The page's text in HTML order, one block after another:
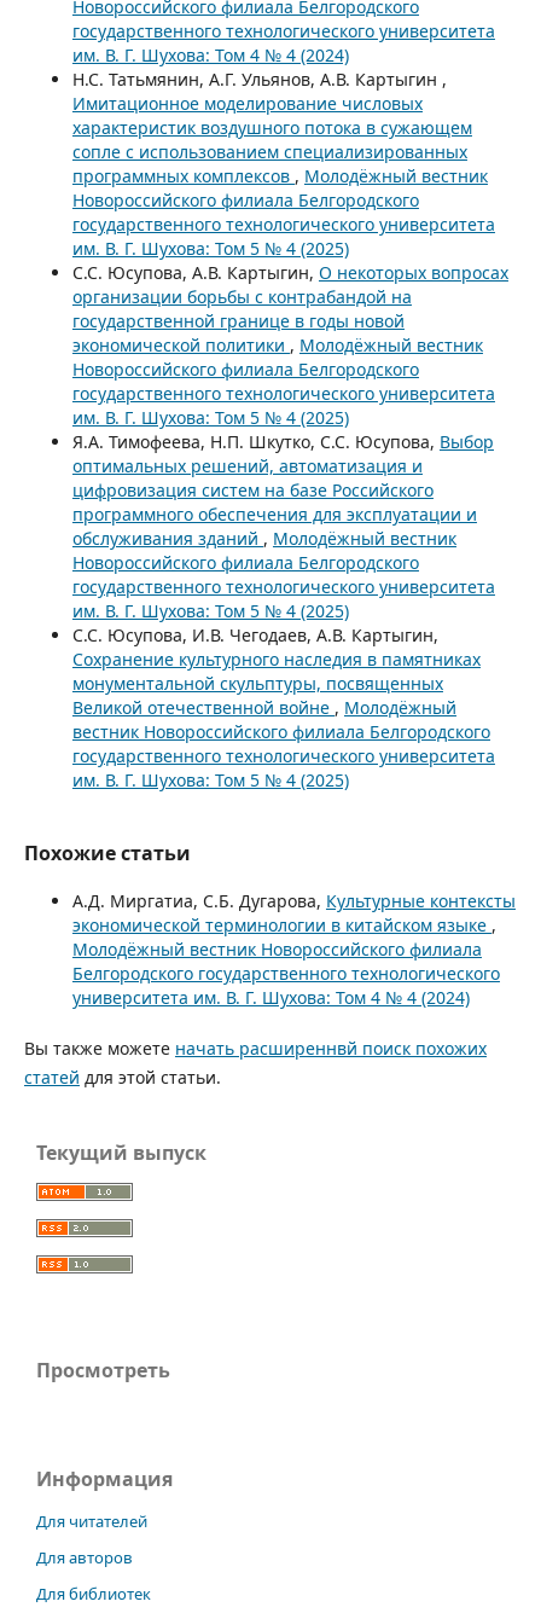
Новороссийского филиала Белгородского
государственного технологического университета
им. В. Г. Шухова: Том 4 № 4 (2024)
Н.С. Татьмянин, А.Г. Ульянов, А.В. Картыгин ,
Имитационное моделирование числовых
характеристик воздушного потока в сужающем
сопле с использованием специализированных
программных комплексов , Молодёжный вестник
Новороссийского филиала Белгородского
государственного технологического университета
им. В. Г. Шухова: Том 5 № 4 (2025)
С.С. Юсупова, А.В. Картыгин, О некоторых вопросах
организации борьбы с контрабандой на
государственной границе в годы новой
экономической политики , Молодёжный вестник
Новороссийского филиала Белгородского
государственного технологического университета
им. В. Г. Шухова: Том 5 № 4 (2025)
Я.А. Тимофеева, Н.П. Шкутко, С.С. Юсупова, Выбор
оптимальных решений, автоматизация и
цифровизация систем на базе Российского
программного обеспечения для эксплуатации и
обслуживания зданий , Молодёжный вестник
Новороссийского филиала Белгородского
государственного технологического университета
им. В. Г. Шухова: Том 5 № 4 (2025)
С.С. Юсупова, И.В. Чегодаев, А.В. Картыгин,
Сохранение культурного наследия в памятниках
монументальной скульптуры, посвященных
Великой отечественной войне , Молодёжный
вестник Новороссийского филиала Белгородского
государственного технологического университета
им. В. Г. Шухова: Том 5 № 4 (2025)
Похожие статьи
А.Д. Миргатиа, С.Б. Дугарова, Культурные контексты
экономической терминологии в китайском языке ,
Молодёжный вестник Новороссийского филиала
Белгородского государственного технологического
университета им. В. Г. Шухова: Том 4 № 4 (2024)
Вы также можете начать расширеннвй поиск похожих
статей для этой статьи.
Текущий выпуск
Просмотреть
Информация
Для читателей
Для авторов
Для библиотек